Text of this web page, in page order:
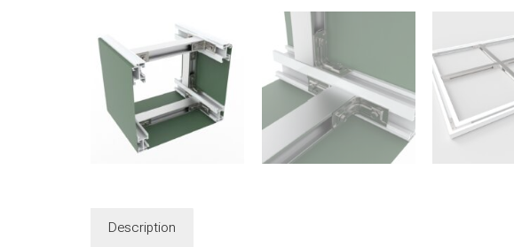
Description